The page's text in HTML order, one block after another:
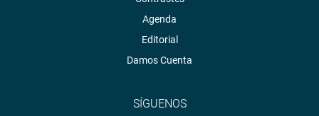
Agenda
Editorial
Damos Cuenta
SÍGUENOS